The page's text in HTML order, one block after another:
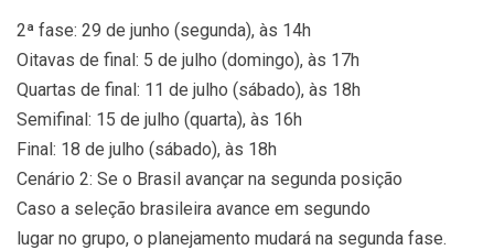
2ª fase: 29 de junho (segunda), às 14h
Oitavas de final: 5 de julho (domingo), às 17h
Quartas de final: 11 de julho (sábado), às 18h
Semifinal: 15 de julho (quarta), às 16h
Final: 18 de julho (sábado), às 18h
Cenário 2: Se o Brasil avançar na segunda posição
Caso a seleção brasileira avance em segundo
lugar no grupo, o planejamento mudará na segunda fase.